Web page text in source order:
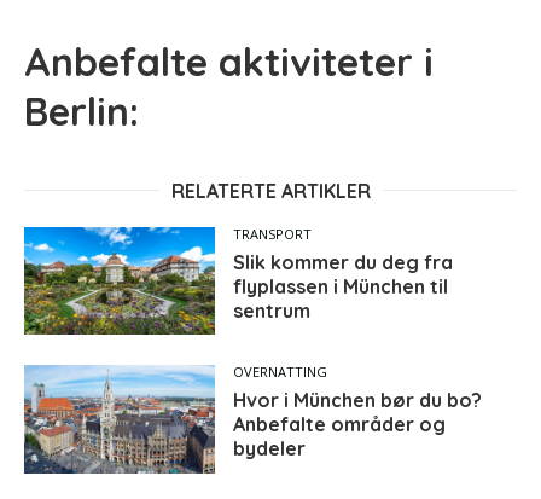
Anbefalte aktiviteter i
Berlin:
RELATERTE ARTIKLER
TRANSPORT
Slik kommer du deg fra
flyplassen i München til
sentrum
OVERNATTING
Hvor i München bør du bo?
Anbefalte områder og
bydeler